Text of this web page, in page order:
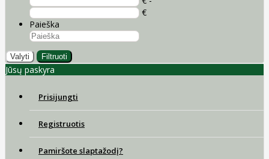
€
Paieška
Valyti Filtruoti
Jūsų paskyra
Prisijungti
Registruotis
Pamiršote slaptažodį?